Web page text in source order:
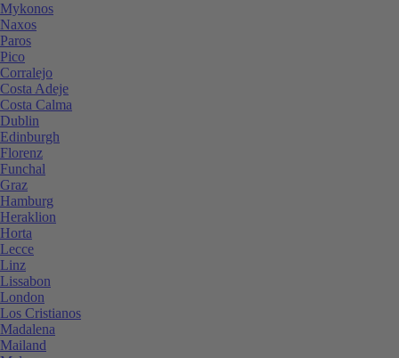
Mykonos
Naxos
Paros
Pico
Corralejo
Costa Adeje
Costa Calma
Dublin
Edinburgh
Florenz
Funchal
Graz
Hamburg
Heraklion
Horta
Lecce
Linz
Lissabon
London
Los Cristianos
Madalena
Mailand